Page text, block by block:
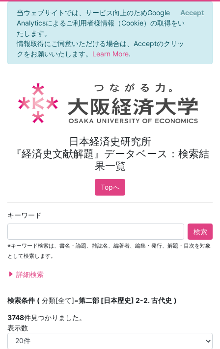
当ウェブサイトでは、サービス向上のためGoogle
Analyticsによるご利用者様情報（Cookie）の取得をい
たします。
情報取得にご同意いただける場合は、Acceptのクリッ
クをお願いいたします。 Learn More.
Accept
日本経済史研究所
『経済史文献解題』データベース：検索結
果一覧
Topへ
キーワード
検索
※キーワード検索は、書名・論題、雑誌名、編著者、編集・発行、解題・目次を対象
として検索します。
詳細検索
検索条件 分類[全て]=第二部 [日本歴史] 2-2. 古代史
3748件見つかりました。
表示数
×